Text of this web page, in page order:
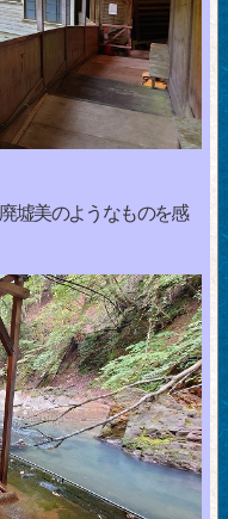
墟美のようなものを感